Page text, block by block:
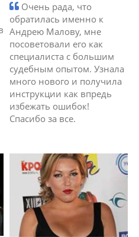
Очень рада, что
обратилась именно к
Андрею Малову, мне
посоветовали его как
специалиста с большим
судебным опытом. Узнала
много нового и получила
инструкции как впредь
избежать ошибок!
Спасибо за все.